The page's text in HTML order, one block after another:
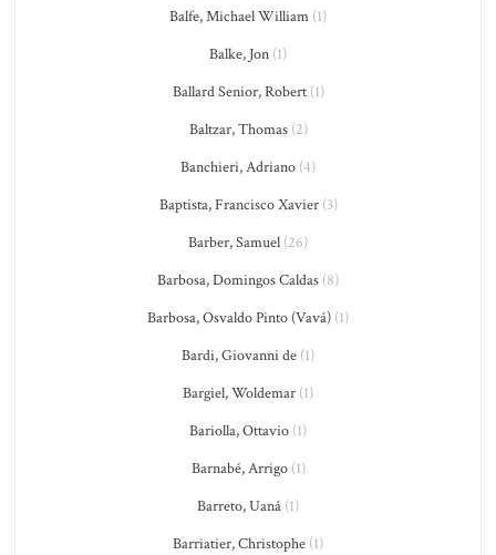
Balfe, Michael William (1)
Balke, Jon (1)
Ballard Senior, Robert(1)
Baltzar, Thomas(2)
Banchieri, Adriano (4)
Baptista, Francisco Xavier(3)
Barber, Samuel (26)
Barbosa, Domingos Caldas (8)
Barbosa, Osvaldo Pinto (Vavá) (1)
Bardi, Giovanni de (1)
Bargiel, Woldemar (1)
Bariolla, Ottavio (1)
Barnabé, Arrigo(1)
Barreto, Uaná (1)
Barriatier, Christophe (1)